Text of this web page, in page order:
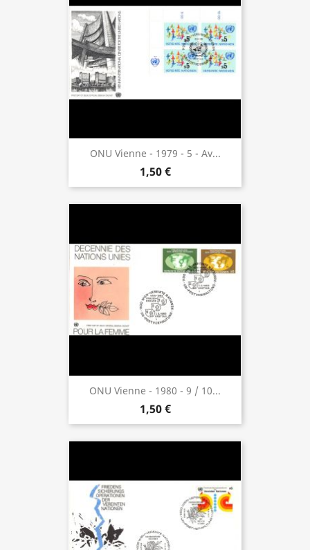
ONU Vienne - 1979 - 5 - Av...
1,50 €
ONU Vienne - 1980 - 9 / 10...
1,50 €